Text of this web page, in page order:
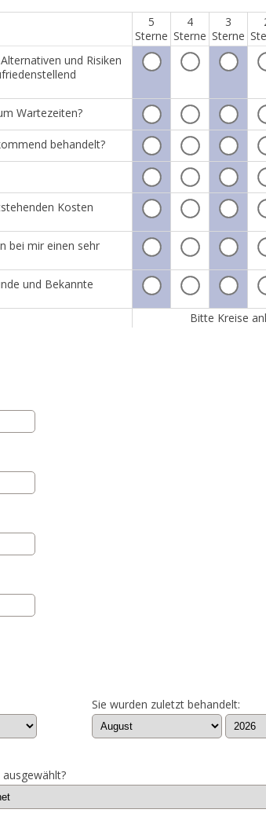
5
Sterne
4
Sterne
3
Sterne
und Risiken
Wartezeiten?
behandelt?
Kosten
bei mir einen sehr
und Bekannte
Bitte Kreise
Sie wurden zuletzt behandelt: